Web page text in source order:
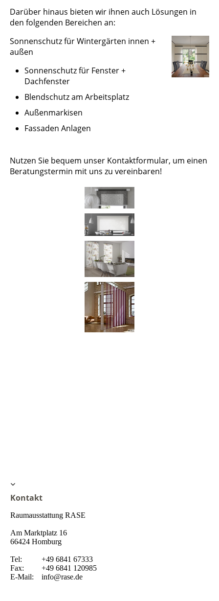
Darüber hinaus bieten wir ihnen auch Lösungen in
den folgenden Bereichen an:
Sonnenschutz für Wintergärten innen +
außen
Sonnenschutz für Fenster +
Dachfenster
Blendschutz am Arbeitsplatz
Außenmarkisen
Fassaden Anlagen
Nutzen Sie bequem unser Kontaktformular, um einen
Beratungstermin mit uns zu vereinbaren!
Kontakt
Raumausstattung RASE
Am Marktplatz 16
66424 Homburg
Tel: +49 6841 67333
Fax: +49 6841 120985
E-Mail: info@rase.de